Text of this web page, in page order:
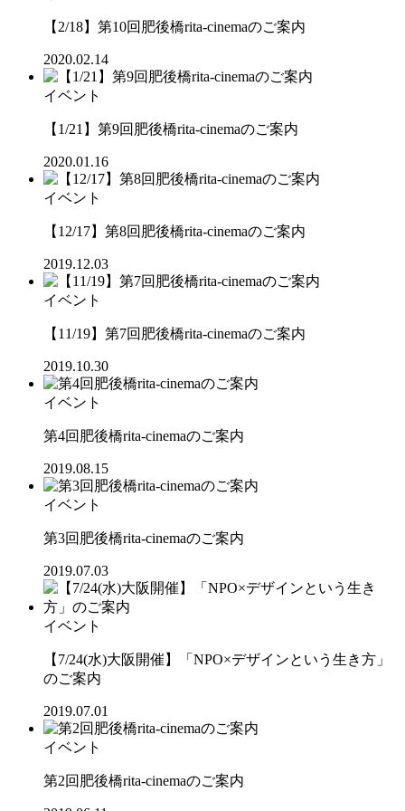
【2/18】第10回肥後橋rita-cinemaのご案内
2020.02.14
イベント
【1/21】第9回肥後橋rita-cinemaのご案内
2020.01.16
イベント
【12/17】第8回肥後橋rita-cinemaのご案内
2019.12.03
イベント
【11/19】第7回肥後橋rita-cinemaのご案内
2019.10.30
イベント
第4回肥後橋rita-cinemaのご案内
2019.08.15
イベント
第3回肥後橋rita-cinemaのご案内
2019.07.03
イベント
【7/24(水)大阪開催】「NPO×デザインという生き方」
のご案内
2019.07.01
イベント
第2回肥後橋rita-cinemaのご案内